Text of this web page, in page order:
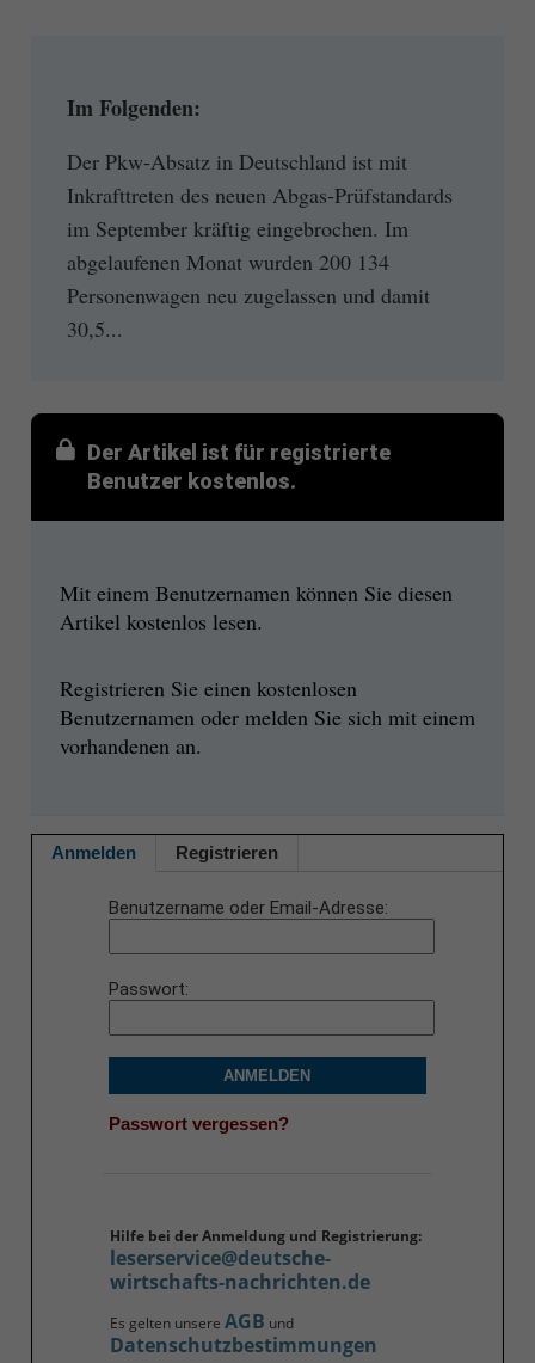
Im Folgenden:
Der Pkw-Absatz in Deutschland ist mit
Inkrafttreten des neuen Abgas-Prüfstandards
im September kräftig eingebrochen. Im
abgelaufenen Monat wurden 200 134
Personenwagen neu zugelassen und damit
30,5...
Der Artikel ist für registrierte
Benutzer kostenlos.
Mit einem Benutzernamen können Sie diesen
Artikel kostenlos lesen.
Registrieren Sie einen kostenlosen
Benutzernamen oder melden Sie sich mit einem
vorhandenen an.
Anmelden Registrieren
Benutzername oder Email-Adresse
Passwort
ANMELDEN
Passwort vergessen?
Hilfe bei der Anmeldung und Registrierung:
leserservice@deutsche-
wirtschafts-nachrichten.de
Es gelten unsere AGB und
Datenschutzbestimmungen